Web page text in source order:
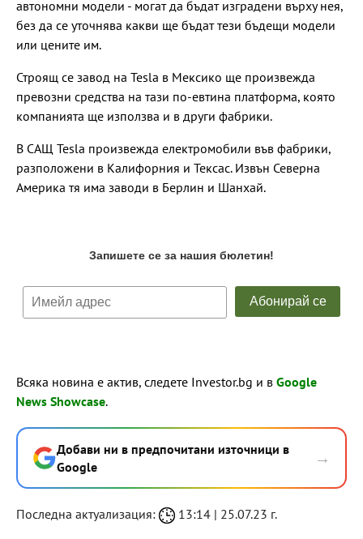
автономни модели - могат да бъдат изградени върху нея,
без да се уточнява какви ще бъдат тези бъдещи модели
или цените им.
Строящ се завод на Tesla в Мексико ще произвежда
превозни средства на тази по-евтина платформа, която
компанията ще използва и в други фабрики.
В САЩ Tesla произвежда електромобили във фабрики,
разположени в Калифорния и Тексас. Извън Северна
Америка тя има заводи в Берлин и Шанхай.
Всяка новина е актив, следете Investor.bg и в Google
News Showcase.
Добави ни в предпочитани източници в
Google
→
Последна актуализация: 13:14 | 25.07.23 г.